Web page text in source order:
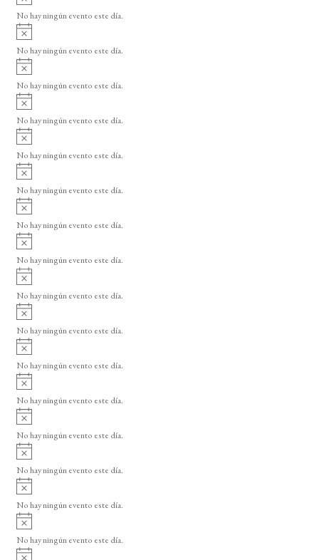
v
i
o
No hay ningún evento este día.
A
v
i
o
No hay ningún evento este día.
A
v
i
o
No hay ningún evento este día.
A
v
i
o
No hay ningún evento este día.
A
v
i
o
No hay ningún evento este día.
A
v
i
o
No hay ningún evento este día.
A
v
i
o
No hay ningún evento este día.
A
v
i
o
No hay ningún evento este día.
A
v
i
o
No hay ningún evento este día.
A
v
i
o
No hay ningún evento este día.
A
v
i
o
No hay ningún evento este día.
A
v
i
o
No hay ningún evento este día.
A
v
i
o
No hay ningún evento este día.
A
v
i
o
No hay ningún evento este día.
A
v
i
o
No hay ningún evento este día.
A
v
i
No hay ningún evento este día.
A